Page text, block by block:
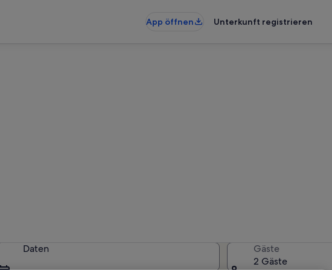
App öffnen
Unterkunft registrieren
Daten
Gäste
2 Gäste